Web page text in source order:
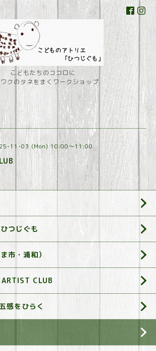
こどもたちのココロに
クのタネをまくワークショップ
11-03 (Mon) 10:00～11:00
つじぐも
市・浦和）
CLUB
感をひらく